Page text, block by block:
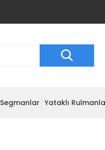
Segmanlar Yataklı